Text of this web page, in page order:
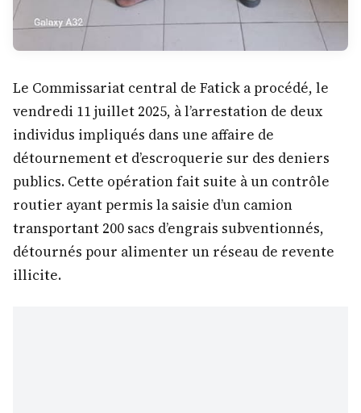
Le Commissariat central de Fatick a procédé, le
vendredi 11 juillet 2025, à l’arrestation de deux
individus impliqués dans une affaire de
détournement et d’escroquerie sur des deniers
publics. Cette opération fait suite à un contrôle
routier ayant permis la saisie d’un camion
transportant 200 sacs d’engrais subventionnés,
détournés pour alimenter un réseau de revente
illicite.